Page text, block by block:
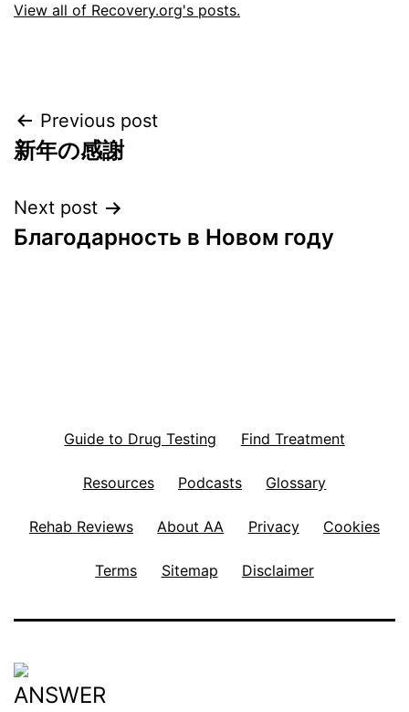
View all of Recovery.org's posts.
Post
navigation
Previous post
新年の感謝
Next post
Благодарность в Новом году
Guide to Drug Testing Find Treatment
Resources Podcasts Glossary
Rehab Reviews About AA Privacy Cookies
Terms Sitemap Disclaimer